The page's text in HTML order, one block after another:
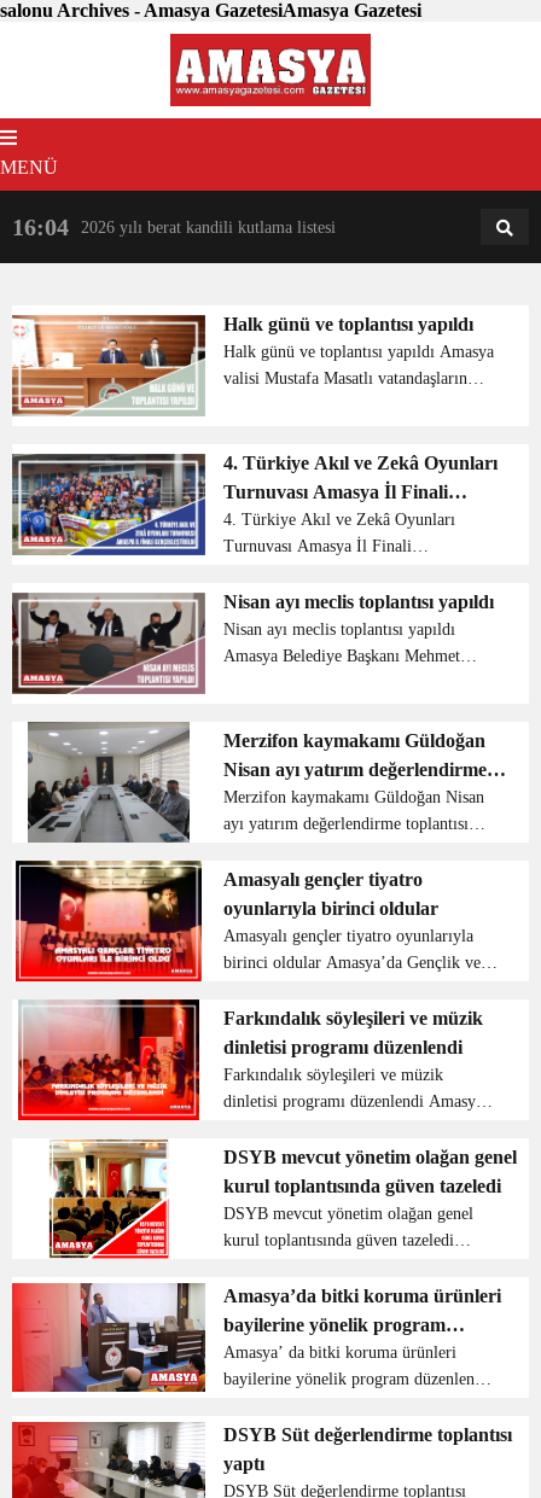
salonu Archives - Amasya GazetesiAmasya Gazetesi
MENÜ
16:04 2026 yılı berat kandili kutlama listesi 18:31
Halk günü ve toplantısı yapıldı
Halk günü ve toplantısı yapıldı Amasya
valisi Mustafa Masatlı vatandaşların
Amasya Ticaret ve Sanayi Odası
Toplantı Salonu’...
4. Türkiye Akıl ve Zekâ Oyunları
Turnuvası Amasya İl Finali
Gerçekleştirildi.
4. Türkiye Akıl ve Zekâ Oyunları
Turnuvası Amasya İl Finali
Eğitim Müdürlüğü Salonu’nda
gerçekleşen il finalinde tüm
ilçelerimizden katılım sağlayan ilkokul
Nisan ayı meclis toplantısı yapıldı
Nisan ayı meclis toplantısı yapıldı
Amasya Belediye Başkanı Mehmet
Belediye meclis toplantı salonunda
gerçekleştirilen 20...
Merzifon kaymakamı Güldoğan
Nisan ayı yatırım değerlendirme
toplantısı yaptı
Merzifon kaymakamı Güldoğan Nisan
ayı yatırım değerlendirme toplantısı
Güldoğan başkanlığı ile Nisan ayı
yatırım değerlendirme toplantısı
kaymakamlık salonunda yapıldı. Ka...
Amasyalı gençler tiyatro
oyunlarıyla birinci oldular
Amasyalı gençler tiyatro oyunlarıyla
birinci oldular Amasya’da Gençlik ve
Yarışmaları çerçevesinde düzenlenen
“Gençler Arası Tiyatro Yarışması”
Samsun bölge temsilcisi b...
Farkındalık söyleşileri ve müzik
dinletisi programı düzenlendi
Farkındalık söyleşileri ve müzik
dinletisi programı düzenlendi Amasya
organizatörlüğünde gerçekleşen
Altınokta Körler Derneği Amasya
Şubesi ve Türkiye Sakatlar Dern...
DSYB mevcut yönetim olağan genel
kurul toplantısında güven tazeledi
DSYB mevcut yönetim olağan genel
kurul toplantısında güven tazeledi
yoğun katılımıyla gerçekleşen olağan
genel kurul toplantısı 31 Mart 2022
tarihinde Amasya Gran...
Amasya’da bitki koruma ürünleri
bayilerine yönelik program
düzenlendi
Amasya’ da bitki koruma ürünleri
bayilerine yönelik program düzenlendi
Bayilerimize yönelik 5996 sayılı
Veteriner Hizmetleri, Bitki Sağlığı,
Gıda ve Yem Kanunu ...
DSYB Süt değerlendirme toplantısı
yaptı
DSYB Süt değerlendirme toplantısı